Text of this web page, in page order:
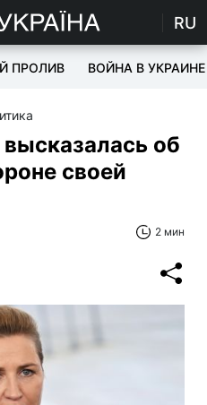
RU
ПРОЛИВ ВОЙНА В УКРАИНЕ
об
своей
2 мин